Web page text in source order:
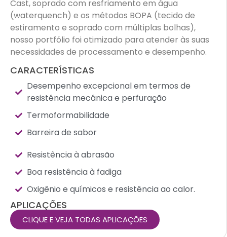
Cast, soprado com resfriamento em água
(waterquench) e os métodos BOPA (tecido de
estiramento e soprado com múltiplas bolhas),
nosso portfólio foi otimizado para atender às suas
necessidades de processamento e desempenho.
CARACTERÍSTICAS
Desempenho excepcional em termos de
resistência mecânica e perfuração
Termoformabilidade
Barreira de sabor
Resistência à abrasão
Boa resistência à fadiga
Oxigênio e químicos e resistência ao calor.
APLICAÇÕES
CLIQUE E VEJA TODAS APLICAÇÕES